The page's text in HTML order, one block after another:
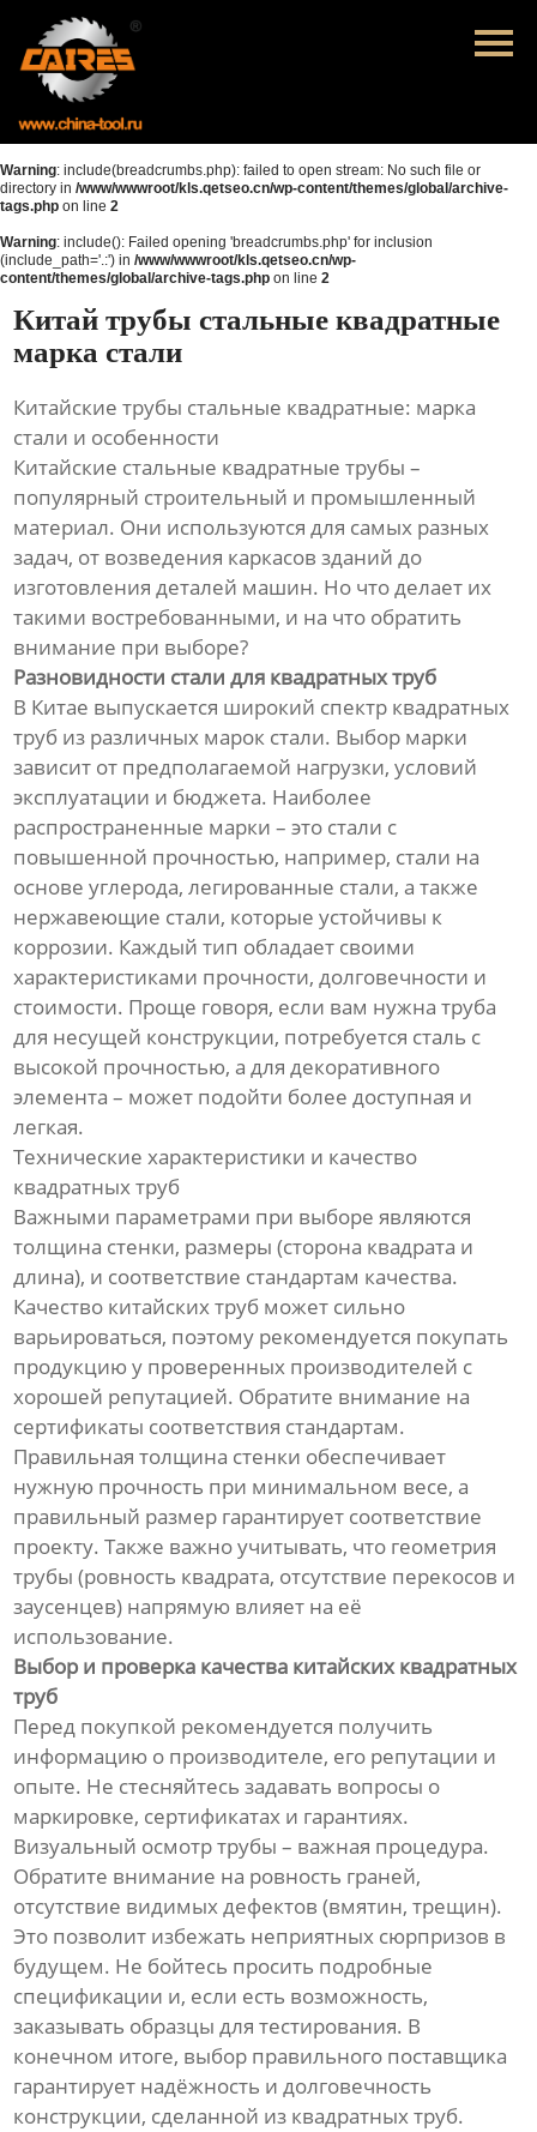
Главная
Продукция
О нас
Контакты
Warning: include(breadcrumbs.php): failed to open stream: No such file or
directory in /www/wwwroot/kls.qetseo.cn/wp-content/themes/global/archive-
tags.php on line 2
Warning: include(): Failed opening 'breadcrumbs.php' for inclusion
(include_path='.:') in /www/wwwroot/kls.qetseo.cn/wp-
content/themes/global/archive-tags.php on line 2
Китай трубы стальные квадратные
марка стали
Китайские трубы стальные квадратные: марка
стали и особенности
Китайские стальные квадратные трубы –
популярный строительный и промышленный
материал. Они используются для самых разных
задач, от возведения каркасов зданий до
изготовления деталей машин. Но что делает их
такими востребованными, и на что обратить
внимание при выборе?
Разновидности стали для квадратных труб
В Китае выпускается широкий спектр квадратных
труб из различных марок стали. Выбор марки
зависит от предполагаемой нагрузки, условий
эксплуатации и бюджета. Наиболее
распространенные марки – это стали с
повышенной прочностью, например, стали на
основе углерода, легированные стали, а также
нержавеющие стали, которые устойчивы к
коррозии. Каждый тип обладает своими
характеристиками прочности, долговечности и
стоимости. Проще говоря, если вам нужна труба
для несущей конструкции, потребуется сталь с
высокой прочностью, а для декоративного
элемента – может подойти более доступная и
легкая.
Технические характеристики и качество
квадратных труб
Важными параметрами при выборе являются
толщина стенки, размеры (сторона квадрата и
длина), и соответствие стандартам качества.
Качество китайских труб может сильно
варьироваться, поэтому рекомендуется покупать
продукцию у проверенных производителей с
хорошей репутацией. Обратите внимание на
сертификаты соответствия стандартам.
Правильная толщина стенки обеспечивает
нужную прочность при минимальном весе, а
правильный размер гарантирует соответствие
проекту. Также важно учитывать, что геометрия
трубы (ровность квадрата, отсутствие перекосов и
заусенцев) напрямую влияет на её
использование.
Выбор и проверка качества китайских квадратных
труб
Перед покупкой рекомендуется получить
информацию о производителе, его репутации и
опыте. Не стесняйтесь задавать вопросы о
маркировке, сертификатах и гарантиях.
Визуальный осмотр трубы – важная процедура.
Обратите внимание на ровность граней,
отсутствие видимых дефектов (вмятин, трещин).
Это позволит избежать неприятных сюрпризов в
будущем. Не бойтесь просить подробные
спецификации и, если есть возможность,
заказывать образцы для тестирования. В
конечном итоге, выбор правильного поставщика
гарантирует надёжность и долговечность
конструкции, сделанной из квадратных труб.